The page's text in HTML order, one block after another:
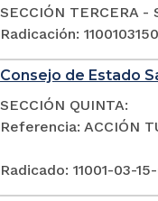
SECCIÓN TERCERA -
Radicación:
Consejo de Estado
SECCIÓN QUINTA:
Referencia: ACCIÓN
Radicado: 11001-03-